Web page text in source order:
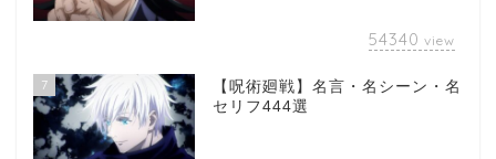
54340 view
7
【呪術廻戦】名言・名シーン・名
セリフ444選